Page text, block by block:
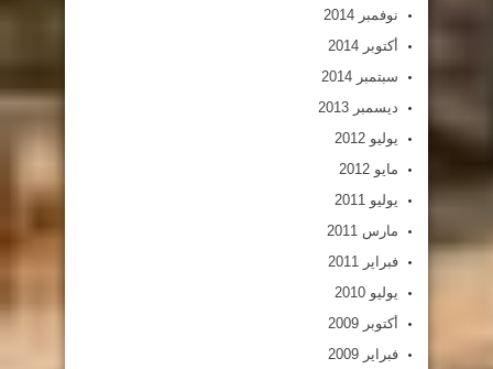
نوفمبر 2014
أكتوبر 2014
سبتمبر 2014
ديسمبر 2013
يوليو 2012
مايو 2012
يوليو 2011
مارس 2011
فبراير 2011
يوليو 2010
أكتوبر 2009
فبراير 2009